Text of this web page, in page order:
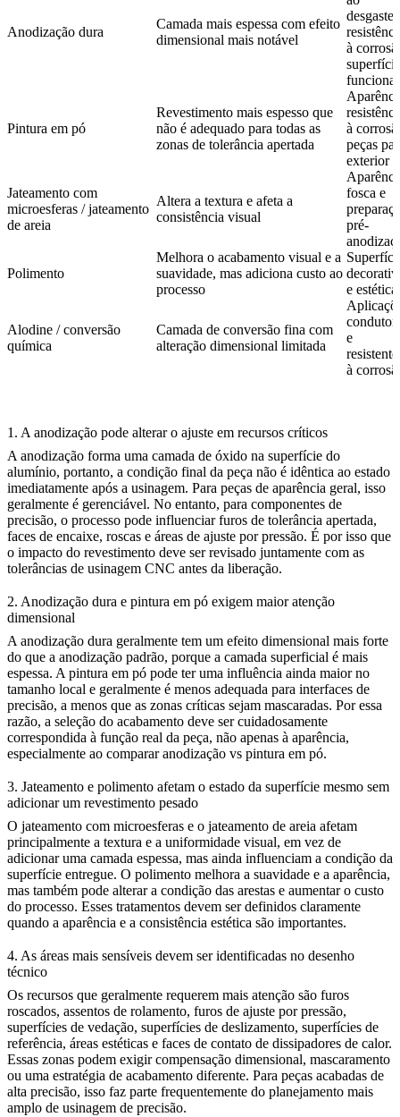
Anodização dura
Camada mais espessa com efeito
dimensional mais notável
desgaste,
à
Pintura em pó
Revestimento mais espesso que
não é adequado para todas as
zonas de tolerância apertada
à
peças
exterior
Jateamento com
microesferas / jateamento
de areia
Altera a textura e afeta a
consistência visual
fosca e
pré-
Polimento
Melhora o acabamento visual e a
suavidade, mas adiciona custo ao
processo
e
Alodine / conversão
química
Camada de conversão fina com
alteração dimensional limitada
e
à
1. A anodização pode alterar o ajuste em recursos críticos
A anodização forma uma camada de óxido na superfície do
alumínio, portanto, a condição final da peça não é idêntica ao estado
imediatamente após a usinagem. Para peças de aparência geral, isso
geralmente é gerenciável. No entanto, para componentes de
precisão, o processo pode influenciar furos de tolerância apertada,
faces de encaixe, roscas e áreas de ajuste por pressão. É por isso que
o impacto do revestimento deve ser revisado juntamente com as
tolerâncias de usinagem CNC antes da liberação.
2. Anodização dura e pintura em pó exigem maior atenção
dimensional
A anodização dura geralmente tem um efeito dimensional mais forte
do que a anodização padrão, porque a camada superficial é mais
espessa. A pintura em pó pode ter uma influência ainda maior no
tamanho local e geralmente é menos adequada para interfaces de
precisão, a menos que as zonas críticas sejam mascaradas. Por essa
razão, a seleção do acabamento deve ser cuidadosamente
correspondida à função real da peça, não apenas à aparência,
especialmente ao compararanodização vs pintura em pó.
3. Jateamento e polimento afetam o estado da superfície mesmo sem
adicionar um revestimento pesado
O jateamento com microesferas e o jateamento de areia afetam
principalmente a textura e a uniformidade visual, em vez de
adicionar uma camada espessa, mas ainda influenciam a condição da
superfície entregue. O polimento melhora a suavidade e a aparência,
mas também pode alterar a condição das arestas e aumentar o custo
do processo. Esses tratamentos devem ser definidos claramente
quando a aparência e a consistência estética são importantes.
4. As áreas mais sensíveis devem ser identificadas no desenho
técnico
Os recursos que geralmente requerem mais atenção são furos
roscados, assentos de rolamento, furos de ajuste por pressão,
superfícies de vedação, superfícies de deslizamento, superfícies de
referência, áreas estéticas e faces de contato de dissipadores de calor.
Essas zonas podem exigir compensação dimensional, mascaramento
ou uma estratégia de acabamento diferente. Para peças acabadas de
alta precisão, isso faz parte frequentemente do planejamento mais
amplo de usinagem de precisão.